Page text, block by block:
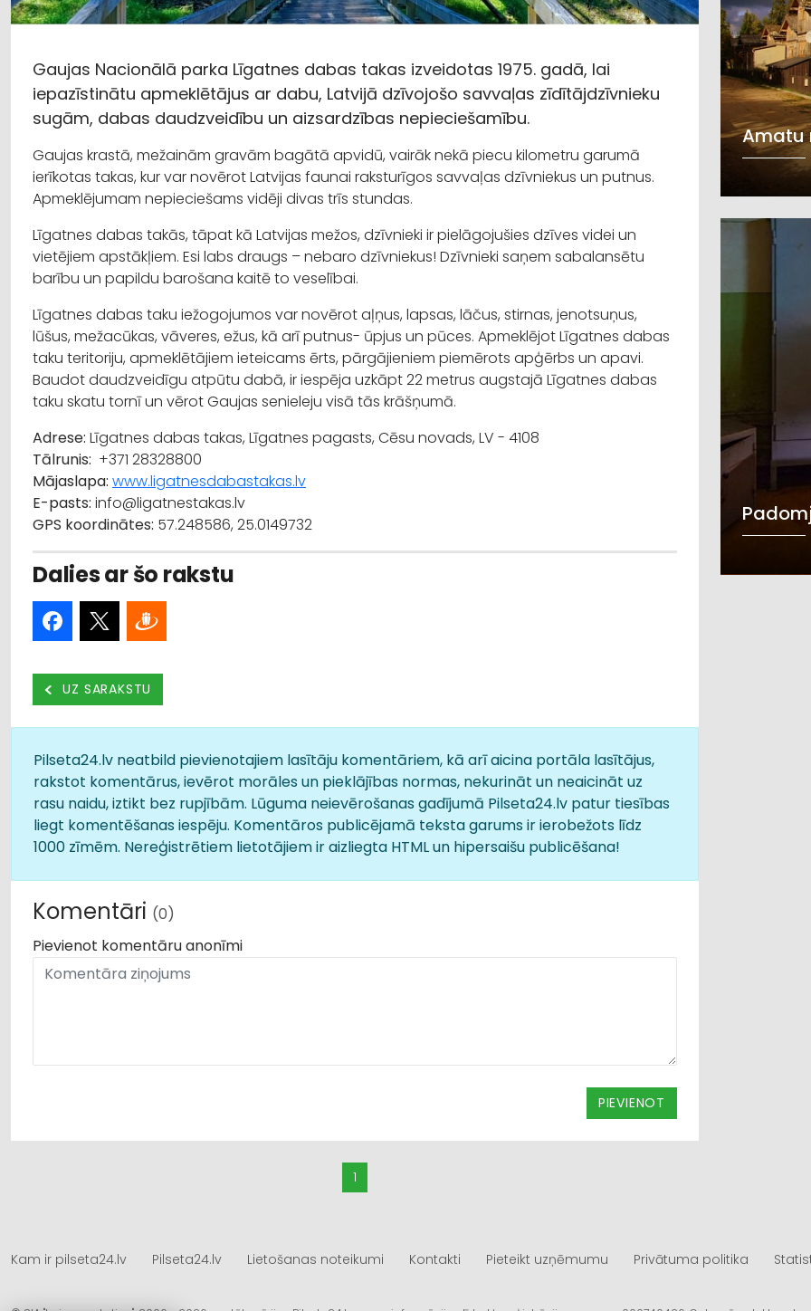
Gaujas Nacionālā parka Līgatnes dabas takas izveidotas 1975. gadā, lai
iepazīstinātu apmeklētājus ar dabu, Latvijā dzīvojošo savvaļas zīdītājdzīvnieku
sugām, dabas daudzveidību un aizsardzības nepieciešamību.
Gaujas krastā, mežainām gravām bagātā apvidū, vairāk nekā piecu kilometru garumā
ierīkotas takas, kur var novērot Latvijas faunai raksturīgos savvaļas dzīvniekus un putnus.
Apmeklējumam nepieciešams vidēji divas trīs stundas.
Līgatnes dabas takās, tāpat kā Latvijas mežos, dzīvnieki ir pielāgojušies dzīves videi un
vietējiem apstākļiem. Esi labs draugs – nebaro dzīvniekus! Dzīvnieki saņem sabalansētu
barību un papildu barošana kaitē to veselībai.
Līgatnes dabas taku iežogojumos var novērot aļņus, lapsas, lāčus, stirnas, jenotsuņus,
lūšus, mežacūkas, vāveres, ežus, kā arī putnus- ūpjus un pūces. Apmeklējot Līgatnes dabas
taku teritoriju, apmeklētājiem ieteicams ērts, pārgājieniem piemērots apģērbs un apavi.
Baudot daudzveidīgu atpūtu dabā, ir iespēja uzkāpt 22 metrus augstajā Līgatnes dabas
taku skatu tornī un vērot Gaujas senieleju visā tās krāšņumā.
Adrese: Līgatnes dabas takas, Līgatnes pagasts, Cēsu novads, LV - 4108
Tālrunis: +371 28328800
Mājaslapa: www.ligatnesdabastakas.lv
E-pasts: info@ligatnestakas.lv
GPS koordinātes: 57.248586, 25.0149732
Dalies ar šo rakstu
UZ SARAKSTU
Pilseta24.lv neatbild pievienotajiem lasītāju komentāriem, kā arī aicina portāla lasītājus,
rakstot komentārus, ievērot morāles un pieklājības normas, nekurināt un neaicināt uz
rasu naidu, iztikt bez rupjībām. Lūguma neievērošanas gadījumā Pilseta24.lv patur tiesības
liegt komentēšanas iespēju. Komentāros publicējamā teksta garums ir ierobežots līdz
1000 zīmēm. Nereģistrētiem lietotājiem ir aizliegta HTML un hipersaišu publicēšana!
Komentāri (0)
Pievienot komentāru anonīmi
PIEVIENOT
1
Amatu
Kam ir pilseta24.lv Pilseta24.lv Lietošanas noteikumi Kontakti Pieteikt uzņēmumu Privātuma politika